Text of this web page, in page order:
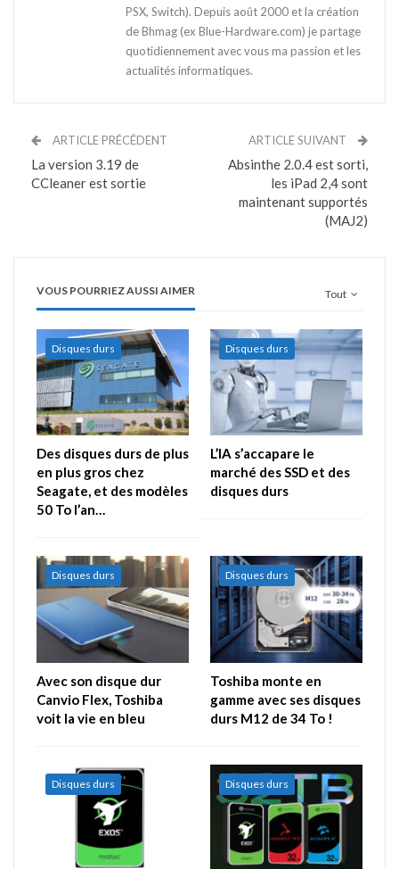
PSX, Switch). Depuis août 2000 et la création
de Bhmag (ex Blue-Hardware.com) je partage
quotidiennement avec vous ma passion et les
actualités informatiques.
ARTICLE PRÉCÉDENT
La version 3.19 de
CCleaner est sortie
ARTICLE SUIVANT
Absinthe 2.0.4 est sorti,
les iPad 2,4 sont
maintenant supportés
(MAJ2)
Tout
VOUS POURRIEZ AUSSI AIMER
Disques durs
Des disques durs de plus
en plus gros chez
Seagate, et des modèles
50 To l’an…
Disques durs
L’IA s’accapare le
marché des SSD et des
disques durs
Disques durs
Avec son disque dur
Canvio Flex, Toshiba
voit la vie en bleu
Disques durs
Toshiba monte en
gamme avec ses disques
durs M12 de 34 To !
Disques durs Disques durs